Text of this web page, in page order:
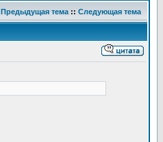
Предыдущая тема :: Следующая тема